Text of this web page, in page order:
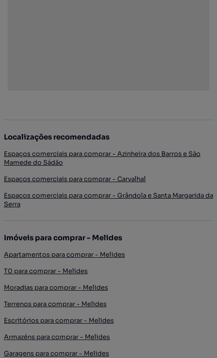
Localizações recomendadas
Espaços comerciais para comprar - Azinheira dos Barros e São
Mamede do Sádão
Espaços comerciais para comprar - Carvalhal
Espaços comerciais para comprar - Grândola e Santa Margarida da
Serra
Imóveis para comprar - Melides
Apartamentos para comprar - Melides
T0 para comprar - Melides
Moradias para comprar - Melides
Terrenos para comprar - Melides
Escritórios para comprar - Melides
Armazéns para comprar - Melides
Garagens para comprar - Melides